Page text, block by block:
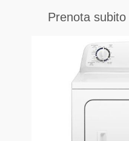
Prenota